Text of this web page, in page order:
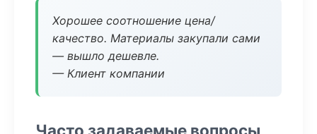
Хорошее соотношение цена/
качество. Материалы закупали сами
— вышло дешевле.
— Клиент компании
Часто задаваемые вопросы